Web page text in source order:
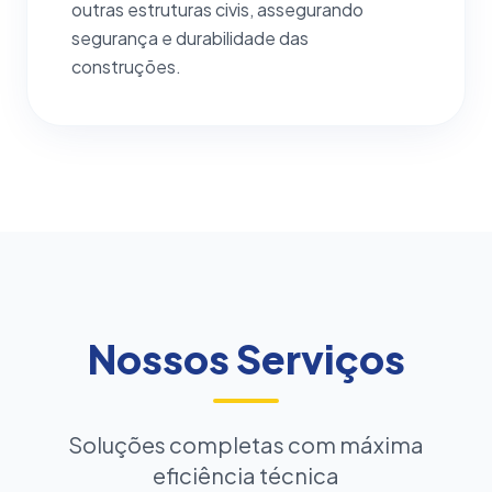
outras estruturas civis, assegurando
segurança e durabilidade das
construções.
Nossos Serviços
Soluções completas com máxima
eficiência técnica